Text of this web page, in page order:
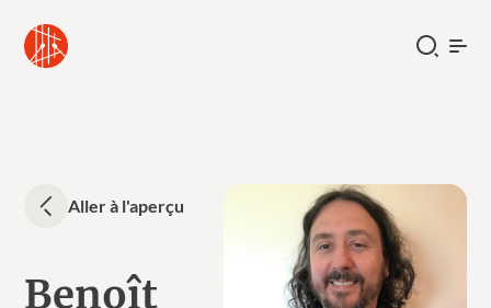
Aller à l'aperçu
Benoît